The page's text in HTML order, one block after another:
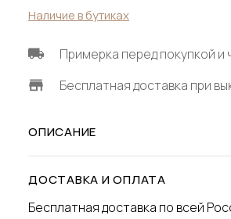
Наличие в бутиках
Примерка перед покупкой и
Бесплатная доставка при
ОПИСАНИЕ
ДОСТАВКА И ОПЛАТА
Бесплатная доставка по всей